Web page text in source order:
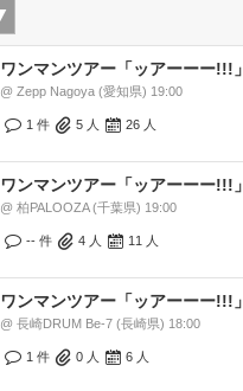
ワンマンツアー「ッアーーー!!!」
@ Zepp Nagoya (愛知県) 19:00
1 件 5 人 26 人
ワンマンツアー「ッアーーー!!!」
@ 柏PALOOZA (千葉県) 19:00
-- 件 4 人 11 人
ワンマンツアー「ッアーーー!!!」
@ 長崎DRUM Be-7 (長崎県) 18:00
1 件 0 人 6 人